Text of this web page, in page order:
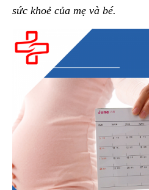
sức khoẻ của mẹ và bé.